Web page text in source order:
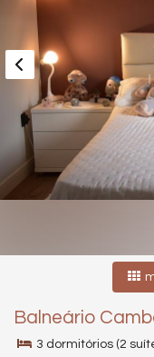
Balneário
3 dormitórios (2